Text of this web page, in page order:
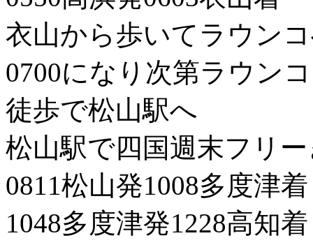
衣山から歩いてラウン
0700になり次第ラウン
徒歩で松山駅へ
松山駅で四国週末フリ
0811松山発1008多度津着
1048多度津発1228高知着